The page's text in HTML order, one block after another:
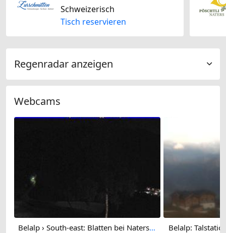
Schweizerisch
Tisch reservieren
Regenradar anzeigen
Webcams
Belalp › South-east: Blatten bei Naters - Blindtäli Belalp: